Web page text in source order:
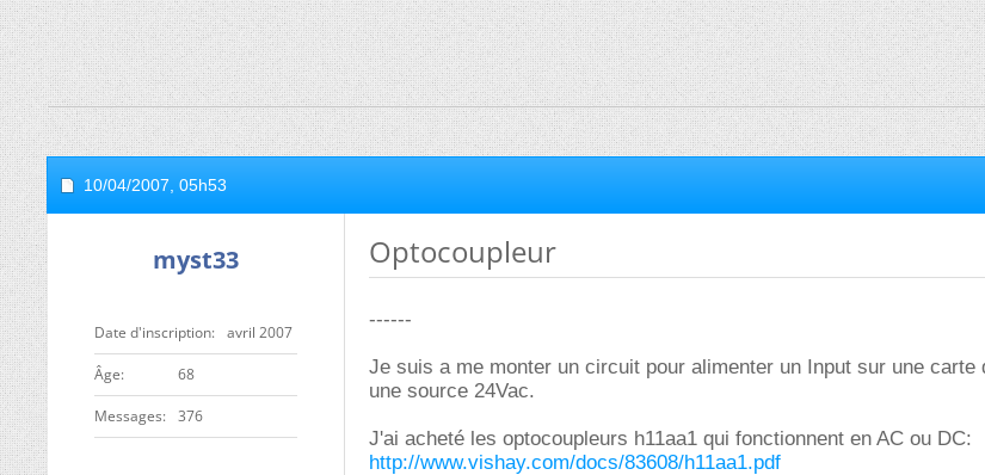
10/04/2007, 05h53
myst33
Date d'inscription avril 2007
ge 68
Messages 376
Optocoupleur
------
Je suis a me monter un circuit pour alimenter un Input sur une carte
une source 24Vac.
J'ai acheté les optocoupleurs h11aa1 qui fonctionnent en AC ou DC:
http://www.vishay.com/docs/83608/h11aa1.pdf